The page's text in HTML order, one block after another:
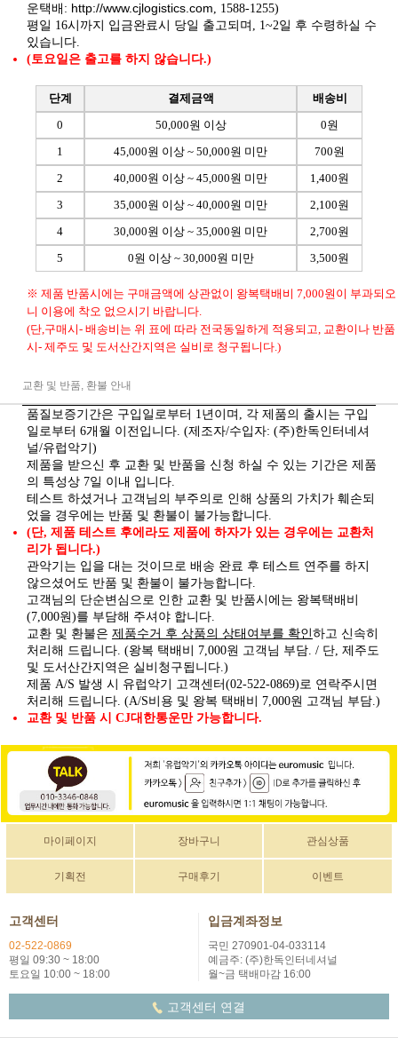
운택배: http://www.cjlogistics.com, 1588-1255)
평일 16시까지 입금완료시 당일 출고되며, 1~2일 후 수령하실 수
있습니다.
(토요일은 출고를 하지 않습니다.)
단계 결제금액
배송비
0
50,000원 이상
0원
1
45,000원 이상 ~ 50,000원 미만
700원
2
40,000원 이상 ~ 45,000원 미만
1,400원
3
35,000원 이상 ~ 40,000원 미만
2,100원
4
30,000원 이상 ~ 35,000원 미만
2,700원
5
0원 이상 ~ 30,000원 미만 3,500원
※ 제품 반품시에는 구매금액에 상관없이 왕복택배비 7,000원이 부과되오
니 이용에 착오 없으시기 바랍니다.
(단,구매시- 배송비는 위 표에 따라 전국동일하게 적용되고, 교환이나 반품
시- 제주도 및 도서산간지역은 실비로 청구됩니다.)
교환 및 반품, 환불 안내
품질보증기간은 구입일로부터 1년이며, 각 제품의 출시는 구입
일로부터 6개월 이전입니다. (제조자/수입자: (주)한독인터네셔
널/유럽악기)
제품을 받으신 후 교환 및 반품을 신청 하실 수 있는 기간은 제품
의 특성상 7일 이내 입니다.
테스트 하셨거나 고객님의 부주의로 인해 상품의 가치가 훼손되
었을 경우에는 반품 및 환불이 불가능합니다.
(단, 제품 테스트 후에라도 제품에 하자가 있는 경우에는 교환처
리가 됩니다.)
관악기는 입을 대는 것이므로 배송 완료 후 테스트 연주를 하지
않으셨어도 반품 및 환불이 불가능합니다.
고객님의 단순변심으로 인한 교환 및 반품시에는 왕복택배비
(7,000원)를 부담해 주셔야 합니다.
교환 및 환불은 제품수거 후 상품의 상태여부를 확인하고 신속히
처리해 드립니다. (왕복 택배비 7,000원 고객님 부담. / 단, 제주도
및 도서산간지역은 실비청구됩니다.)
제품 A/S 발생 시 유럽악기 고객센터(02-522-0869)로 연락주시면
처리해 드립니다. (A/S비용 및 왕복 택배비 7,000원 고객님 부담.)
교환 및 반품 시 CJ대한통운만 가능합니다.
마이페이지 장바구니 관심상품
기획전 구매후기 이벤트
고객센터
02-522-0869
평일 09:30 ~ 18:00
토요일 10:00 ~ 18:00
입금계좌정보
국민 270901-04-033114
예금주: (주)한독인터네셔널
월~금 택배마감 16:00
고객센터 연결